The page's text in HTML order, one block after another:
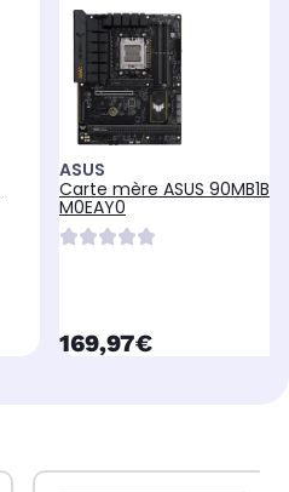
Connecteur HDMI
PCI-Express 1x
ASUS
Carte mère ASUS
M0EAY0
currentPrice
169,97€